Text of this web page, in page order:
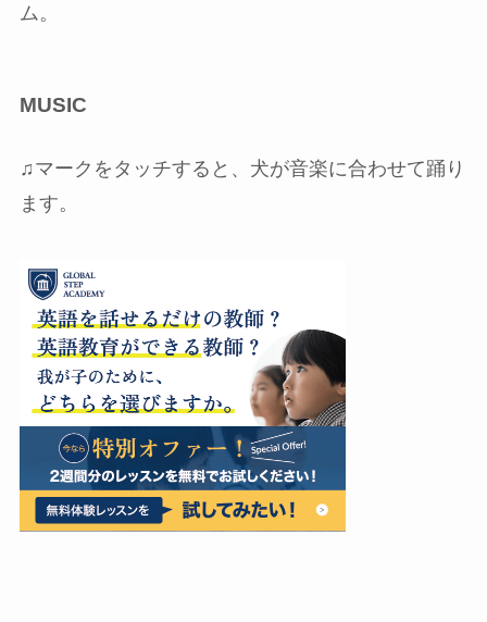
ム。
MUSIC
♫マークをタッチすると、犬が音楽に合わせて踊り
ます。